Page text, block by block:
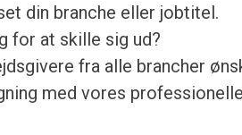
din branche eller jobtitel.
for at skille sig ud?
fra alle brancher
med vores professionelle